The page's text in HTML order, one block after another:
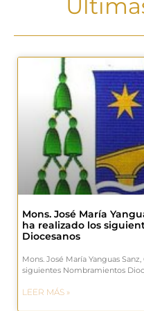
Mons. José María
ha realizado los
Diocesanos
Mons. José María Yanguas
siguientes Nombramientos
LEER MÁS »